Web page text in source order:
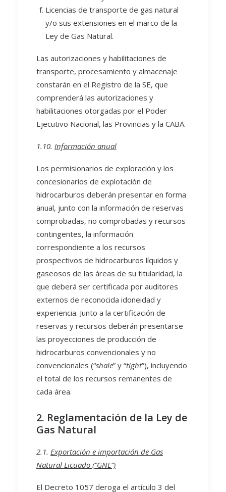
Licencias de transporte de gas natural
y/o sus extensiones en el marco de la
Ley de Gas Natural.
Las autorizaciones y habilitaciones de
transporte, procesamiento y almacenaje
constarán en el Registro de la SE, que
comprenderá las autorizaciones y
habilitaciones otorgadas por el Poder
Ejecutivo Nacional, las Provincias y la CABA.
1.10. Información anual
Los permisionarios de exploración y los
concesionarios de explotación de
hidrocarburos deberán presentar en forma
anual, junto con la información de reservas
comprobadas, no comprobadas y recursos
contingentes, la información
correspondiente a los recursos
prospectivos de hidrocarburos líquidos y
gaseosos de las áreas de su titularidad, la
que deberá ser certificada por auditores
externos de reconocida idoneidad y
experiencia. Junto a la certificación de
reservas y recursos deberán presentarse
las proyecciones de producción de
hidrocarburos convencionales y no
convencionales (“shale” y “tight”), incluyendo
el total de los recursos remanentes de
cada área.
2. Reglamentación de la Ley de
Gas Natural
2.1. Exportación e importación de Gas
Natural Licuado (“GNL”)
El Decreto 1057 deroga el artículo 3 del